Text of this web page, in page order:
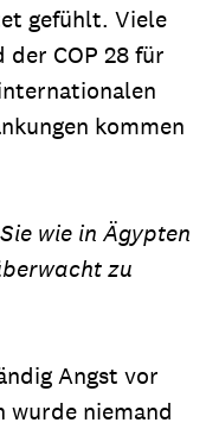
gefühlt. Viele
der COP 28 für
kommen
wie in Ägypten
zu
Angst vor
wurde niemand